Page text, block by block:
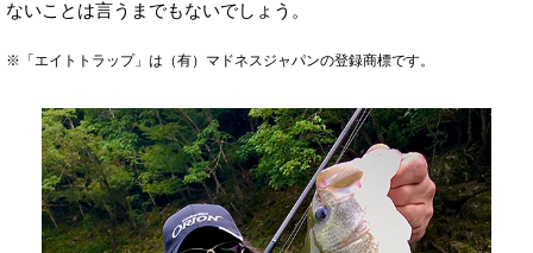
ないことは言うまでもないでしょう。
※「エイトトラップ」は（有）マドネスジャパンの登録商標です。